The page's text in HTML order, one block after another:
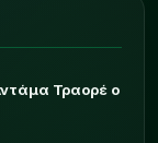
Τραορέ ο